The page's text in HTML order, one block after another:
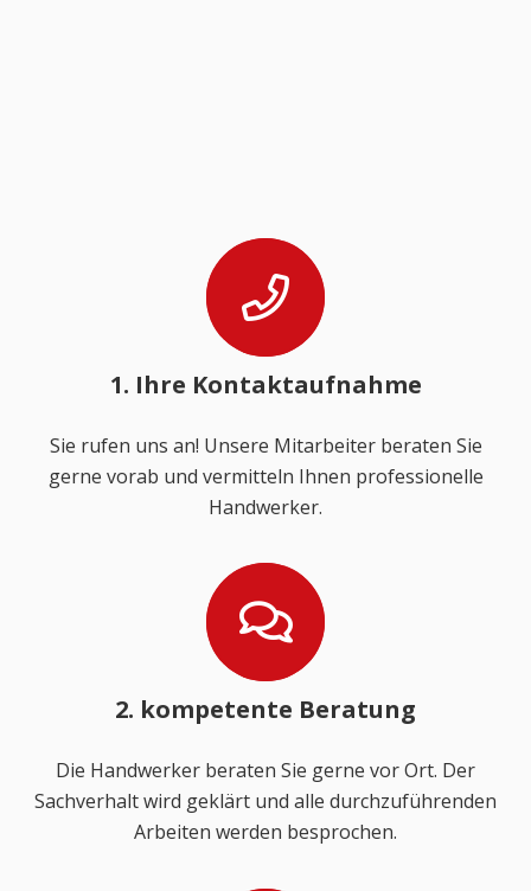
1. Ihre Kontaktaufnahme
Sie rufen uns an! Unsere Mitarbeiter beraten Sie
gerne vorab und vermitteln Ihnen professionelle
Handwerker.
2. kompetente Beratung
Die Handwerker beraten Sie gerne vor Ort. Der
Sachverhalt wird geklärt und alle durchzuführenden
Arbeiten werden besprochen.